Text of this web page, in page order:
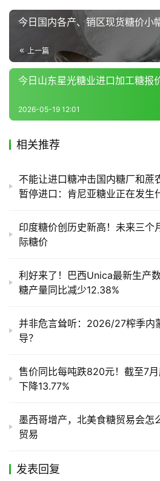
频
道
产
链
产
储
运
今日国内各产、销区现货糖价小
上一篇
今日山东星光糖业进口加工糖报
2026-05-19 12:01
相关推荐
不能让进口糖冲击国内糖厂和蔗
暂停进口：肯尼亚糖业正在发生
印度糖价创历史新高！未来三个
际糖价
利好来了！巴西Unica最新生产
糖产量同比减少12.38%
并非危言耸听：2026/27榨季内
导？
售价同比每吨跌820元！截至7
下降13.77%
墨西哥增产，北美食糖贸易会怎
贸易
发表回复